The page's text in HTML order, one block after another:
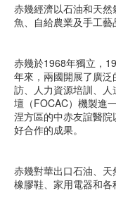
赤幾經濟以石油和天
魚、自給農業及手工藝
赤幾於1968年獨立，
年來，兩國開展了廣
訪、人力資源培訓、
壇（FOCAC）機製進
涅方區的中赤友誼醫
好合作的成果。
赤幾對華出口石油、天
橡膠鞋、家用電器和各